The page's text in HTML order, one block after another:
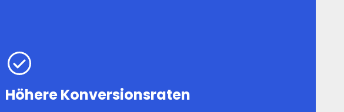
Höhere Konversionsraten